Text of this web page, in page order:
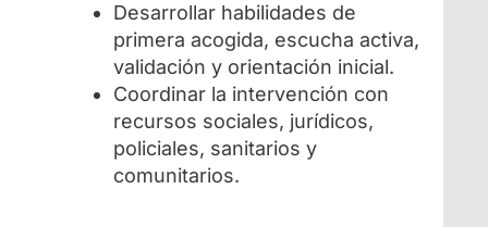
Desarrollar habilidades de
primera acogida, escucha activa,
validación y orientación inicial.
Coordinar la intervención con
recursos sociales, jurídicos,
policiales, sanitarios y
comunitarios.